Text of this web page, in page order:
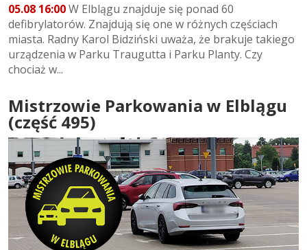
05.08 16:00W Elblągu znajduje się ponad 60
defibrylatorów. Znajdują się one w różnych częściach
miasta. Radny Karol Bidziński uważa, że brakuje takiego
urządzenia w Parku Traugutta i Parku Planty. Czy
chociaż w...
Mistrzowie Parkowania w Elblągu
(część 495)